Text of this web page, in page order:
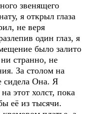
звенящего
я открыл глаза
не веря
один глаз, я
было залито
странно, не
За столом на
сидела Она. Я
этот холст, пока
её из тысячи.